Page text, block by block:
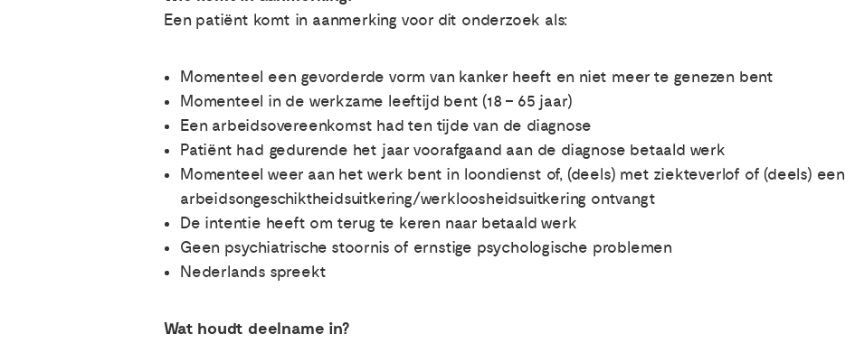
Een patiënt komt in aanmerking voor dit onderzoek als:
Momenteel een gevorderde vorm van kanker heeft en niet meer te genezen bent
Momenteel in de werkzame leeftijd bent (18 – 65 jaar)
Een arbeidsovereenkomst had ten tijde van de diagnose
Patiënt had gedurende het jaar voorafgaand aan de diagnose betaald werk
Momenteel weer aan het werk bent in loondienst of, (deels) met ziekteverlof of (deels) een
arbeidsongeschiktheidsuitkering/werkloosheidsuitkering ontvangt
De intentie heeft om terug te keren naar betaald werk
Geen psychiatrische stoornis of ernstige psychologische problemen
Nederlands spreekt
Wat houdt deelname in?